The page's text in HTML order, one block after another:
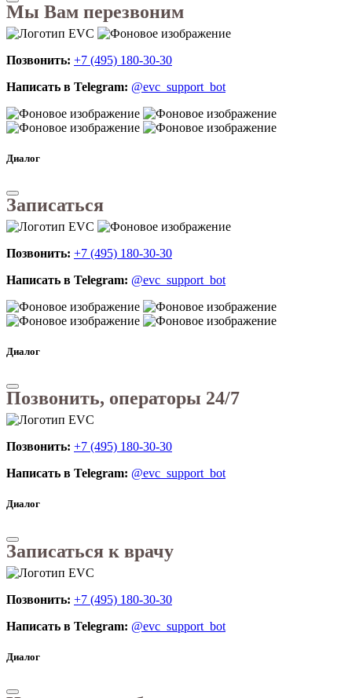
Мы Вам перезвоним
Позвонить: +7 (495) 180-30-30
Написать в Telegram: @evc_support_bot
Диалог
Записаться
Позвонить: +7 (495) 180-30-30
Написать в Telegram: @evc_support_bot
Диалог
Позвонить, операторы 24/7
Позвонить: +7 (495) 180-30-30
Написать в Telegram: @evc_support_bot
Диалог
Записаться к врачу
Позвонить: +7 (495) 180-30-30
Написать в Telegram: @evc_support_bot
Диалог